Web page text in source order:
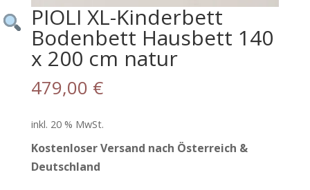
PIOLI XL-Kinderbett
Bodenbett Hausbett 140
x 200 cm natur
479,00 €
inkl. 20 % MwSt.
Kostenloser Versand nach Österreich &
Deutschland